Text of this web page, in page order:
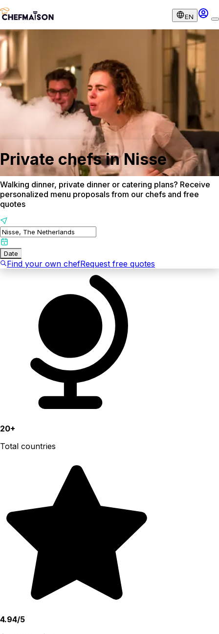
EN
Private chefs in Nisse
Walking dinner, private dinner or catering plans? Receive
personalized menu proposals from our chefs and free
quotes
Date
Find your own chefRequest free quotes
20+
Total countries
4.94/5